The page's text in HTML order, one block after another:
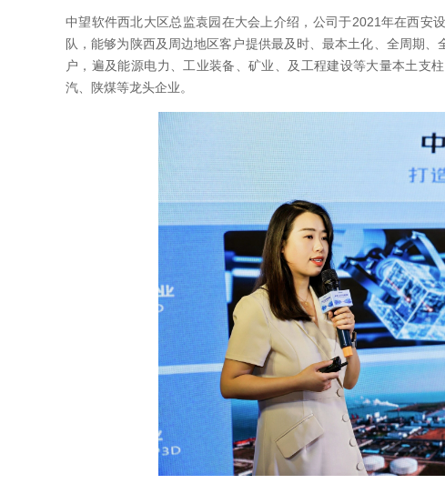
中望软件西北大区总监袁园在大会上介绍，公司于2021年在西安
队，能够为陕西及周边地区客户提供最及时、最本土化、全周期
户，遍及能源电力、工业装备、矿业、及工程建设等大量本土支
汽、陕煤等龙头企业。